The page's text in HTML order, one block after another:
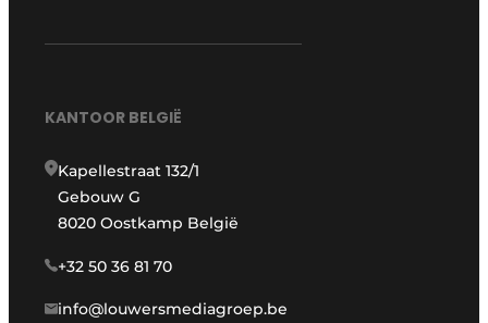
KANTOOR BELGIË
Kapellestraat 132/1
Gebouw G
8020 Oostkamp België
+32 50 36 81 70
info@louwersmediagroep.be